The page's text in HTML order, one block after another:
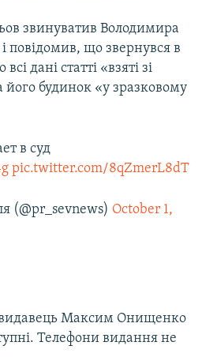
звинуватив Володимира
повідомив, що звернувся в
дані статті «взяті зі
його будинок «у зразковому
в суд
pic.twitter.com/8qZmerL8dT
(@pr_sevnews) October 1,
видавець Максим Онищенко
Телефони видання не